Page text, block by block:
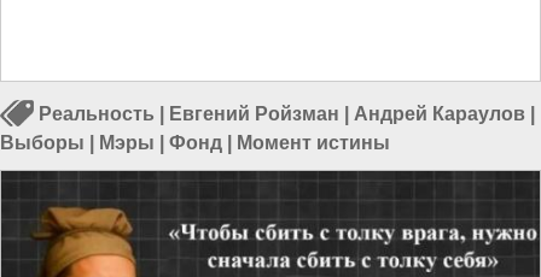
Реальность Евгений Ройзман Андрей Караулов
Выборы
Мэры Фонд Момент истины